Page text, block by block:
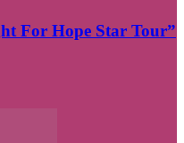
For Hope Star Tour”